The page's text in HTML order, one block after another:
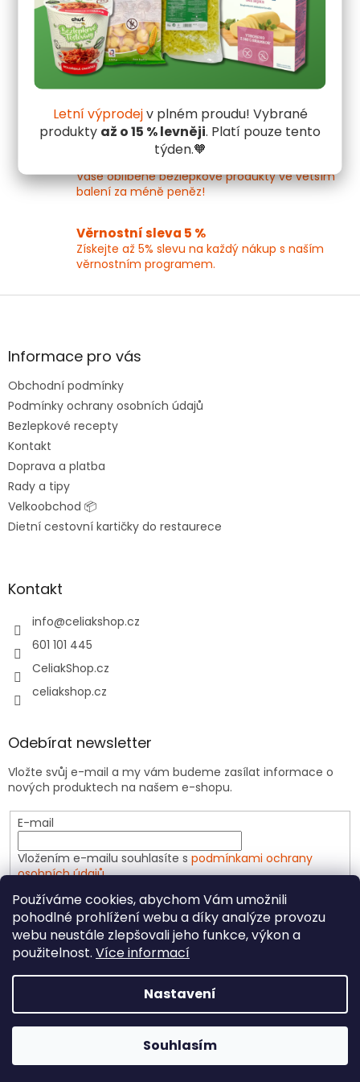
Používáme cookies, abychom Vám umožnili
pohodlné prohlížení webu a díky analýze provozu
webu neustále zlepšovali jeho funkce, výkon a
použitelnost. Více informací
Nastavení
Souhlasím
l
á
d
a
c
í
r
v
k
y
v
ý
s
u
Bezlepkový ráj
Přes 1 600 kvalitních gluten free produktů na
jednom místě!
Bezlepkové recepty
Inspirujte se skvělými bezlepkovými recepty na
každý den!
Extra výhodná balení
Vaše oblíbené bezlepkové produkty ve větším
balení za méně peněz!
Věrnostní sleva 5 %
Získejte až 5% slevu na každý nákup s naším
věrnostním programem.
Z
aInformace pro vás
Obchodní podmínky
Podmínky ochrany osobních údajů
Bezlepkové recepty
Kontakt
Doprava a platba
Rady a tipy
Velkoobchod 📦
Dietní cestovní kartičky do restaurece
Kontakt
info@celiakshop.cz
601 101 445
CeliakShop.cz
celiakshop.cz
Odebírat newsletter
Vložte svůj e-mail a my vám budeme zasílat informace o
nových produktech na našem e-shopu.
E-mail
Vložením e-mailu souhlasíte s podmínkami ochrany
osobních údajů
PŘIHLÁSIT SE
Copyright 2026CeliakShop.cz. Všechna práva
vyhrazena.
Letní výprodejv plném proudu! Vybrané
produkty až o 15 % levněji. Platí pouze tento
týden.🧡